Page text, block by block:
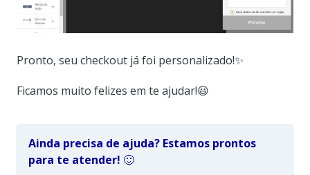
Pronto, seu checkout já foi personalizado!✨
Ficamos muito felizes em te ajudar!😃
Ainda precisa de ajuda? Estamos prontos
para te atender! 🙂